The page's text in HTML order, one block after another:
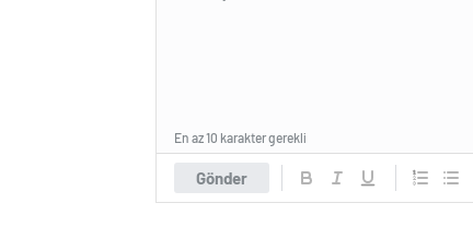
Gönder
En az 10 karakter gerekli